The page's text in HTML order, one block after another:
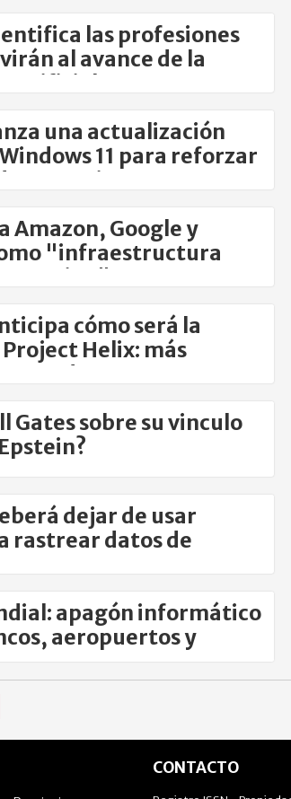
las profesiones
al avance de la
artificial
una actualización
11 para reforzar
y corregir errores
Amazon, Google y
"infraestructura
enemiga"
cómo será la
Helix: más
de PC
Gates sobre su vinculo
dejar de usar
rastrear datos de
apagón informático
aeropuertos y
CONTACTO